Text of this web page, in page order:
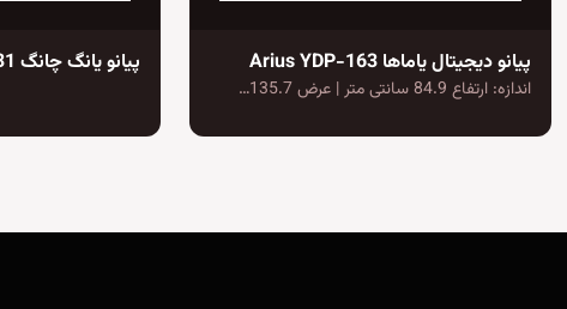
پیانو دیجیتال یاماها Arius YDP-163
اندازه: ارتفاع 84.9 سانتی متر | عرض 135.7…
پیانو یانگ چانگ Y131